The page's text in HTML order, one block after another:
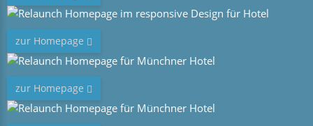
zur Homepage
zur Homepage